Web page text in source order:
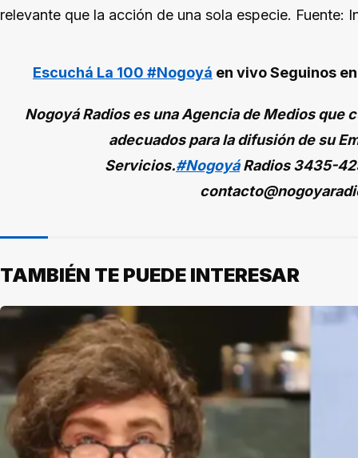
relevante que la acción de una sola especie. Fuente:
Escuchá La 100 #Nogoyá en vivoSeguinos
Nogoyá Radios es una Agencia de Medios
adecuados para la difusión de su
Servicios.#NogoyáRadios3435-
TAMBIÉN TE PUEDE INTERESAR